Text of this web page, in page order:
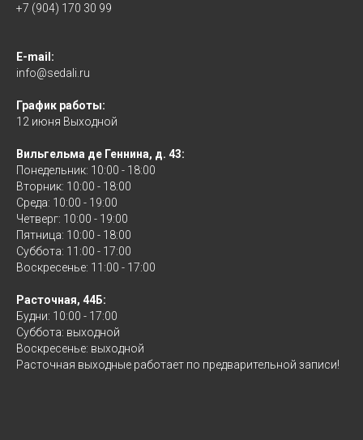
+7 (904) 170 30 99
E-mail:
info@sedali.ru
График работы:
12 июня Выходной
Вильгельма де Геннина, д. 43:
Понедельник: 10:00 - 18:00
Вторник: 10:00 - 18:00
Среда: 10:00 - 19:00
Четверг: 10:00 - 19:00
Пятница: 10:00 - 18:00
Суббота: 11:00 - 17:00
Воскресенье: 11:00 - 17:00
Расточная, 44Б:
Будни: 10:00 - 17:00
Суббота: выходной
Воскресенье: выходной
Расточная выходные работает по предварительной записи!